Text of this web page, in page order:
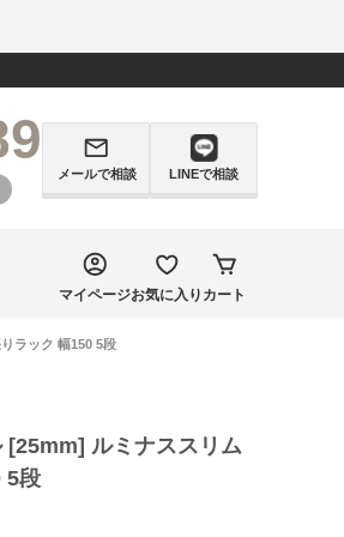
メールで相談 LINEで相談
マイページお気に入り カート
ラック 幅150 5段
[25mm] ルミナススリム
5段